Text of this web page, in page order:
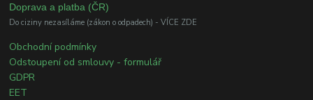
Doprava a platba (ČR)
Do ciziny nezasíláme (zákon o odpadech) - VÍCE ZDE
Obchodní podmínky
Odstoupení od smlouvy - formulář
GDPR
EET